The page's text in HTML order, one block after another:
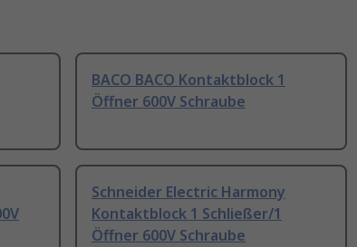
BACO BACO Kontaktblock 1
Öffner 600V Schraube
Schneider Electric Harmony
Kontaktblock 1 Schließer/1
Öffner 600V Schraube